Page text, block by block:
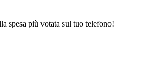
spesa più votata sul tuo telefono!